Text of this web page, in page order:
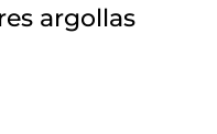
argollas